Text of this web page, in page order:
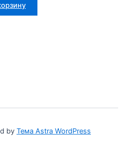
by Тема Astra WordPress